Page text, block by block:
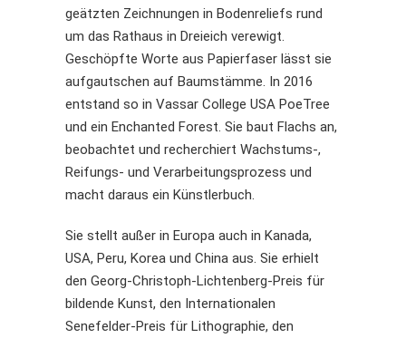
geätzten Zeichnungen in Bodenreliefs rund
um das Rathaus in Dreieich verewigt.
Geschöpfte Worte aus Papierfaser lässt sie
aufgautschen auf Baumstämme. In 2016
entstand so in Vassar College USA PoeTree
und ein Enchanted Forest. Sie baut Flachs an,
beobachtet und recherchiert Wachstums-,
Reifungs- und Verarbeitungsprozess und
macht daraus ein Künstlerbuch.
Sie stellt außer in Europa auch in Kanada,
USA, Peru, Korea und China aus. Sie erhielt
den Georg-Christoph-Lichtenberg-Preis für
bildende Kunst, den Internationalen
Senefelder-Preis für Lithographie, den